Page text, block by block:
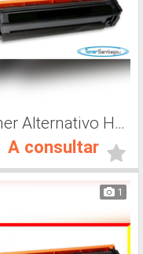
Toner Alternativo Hp CF500A, Impresora Láser
A consultar
1